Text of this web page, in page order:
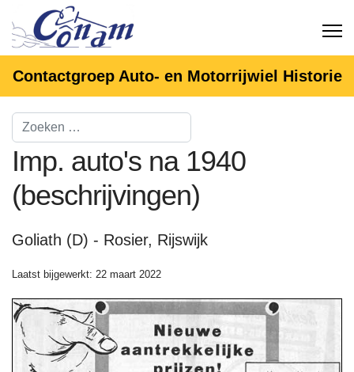
Contactgroep Auto- en Motorrijwiel Historie
Imp. auto's na 1940
(beschrijvingen)
Goliath (D) - Rosier, Rijswijk
Laatst bijgewerkt: 22 maart 2022